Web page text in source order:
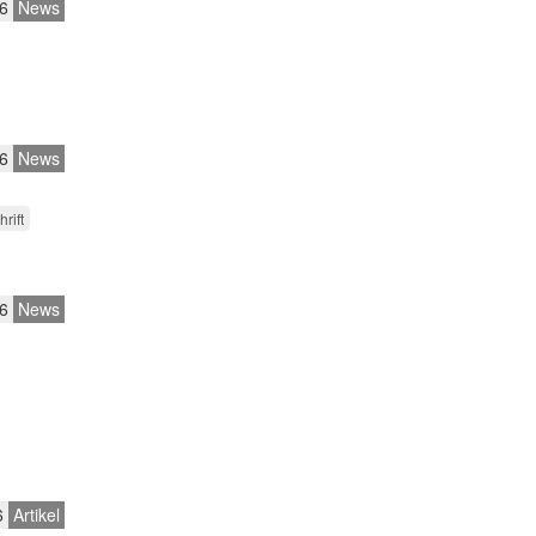
News
News
News
Artikel